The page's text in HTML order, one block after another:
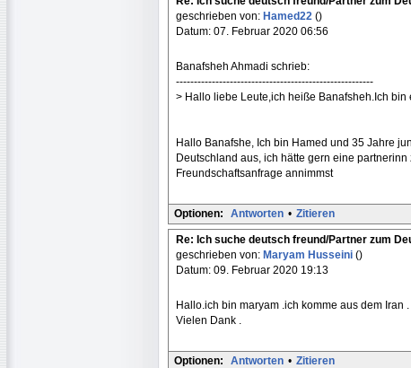
geschrieben von: Hamed22 ()
Datum: 07. Februar 2020 06:56
Banafsheh Ahmadi schrieb:
-------------------------------------------------------
> Hallo liebe Leute,ich heiße Banafsheh.Ich bin
Hallo Banafshe, Ich bin Hamed und 35 Jahre
Deutschland aus, ich hätte gern eine
Freundschaftsanfrage annimmst
Optionen: Antworten • Zitieren
Re: Ich suche deutsch freund/Partner zum
geschrieben von: Maryam Husseini ()
Datum: 09. Februar 2020 19:13
Hallo.ich bin maryam .ich komme aus dem Iran
Vielen Dank .
Optionen: Antworten • Zitieren